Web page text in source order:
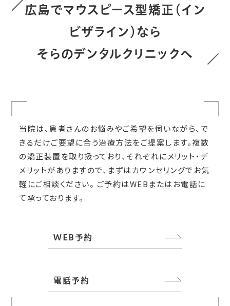
広島でマウスピース型矯正（イン
ビザライン）なら
そらのデンタルクリニックへ
当院は、患者さんのお悩みやご希望を伺いながら、で
きるだけご要望に合う治療方法をご提案します。複数
の矯正装置を取り扱っており、それぞれにメリット・デ
メリットがありますので、まずはカウンセリングでお気
軽にご相談ください。 ご予約はWEBまたはお電話に
て承っております。
WEB予約
電話予約